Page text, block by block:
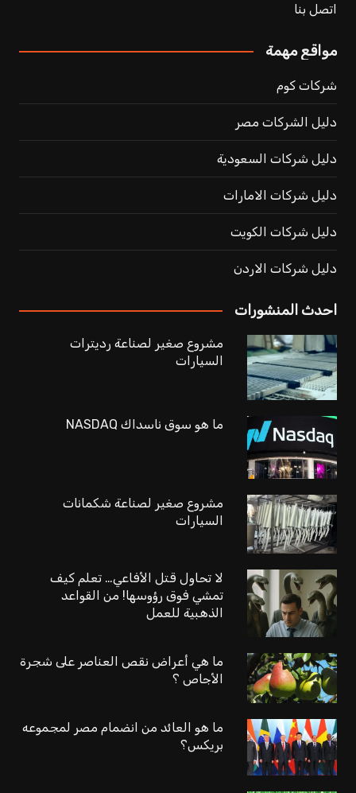
اتصل بنا
مواقع مهمة
شركات كوم
دليل الشركات مصر
دليل شركات السعودية
دليل شركات الامارات
دليل شركات الكويت
دليل شركات الاردن
احدث المنشورات
مشروع صغير لصناعة رديترات
السيارات
ما هو سوق ناسداك NASDAQ
مشروع صغير لصناعة شكمانات
السيارات
لا تحاول قتل الأفاعي… تعلم كيف
تمشي فوق رؤوسها! من القواعد
الذهبية للعمل
ما هي أعراض نقص العناصر على شجرة
الأجاص ؟
ما هو العائد من انضمام مصر لمجموعه
بريكس؟